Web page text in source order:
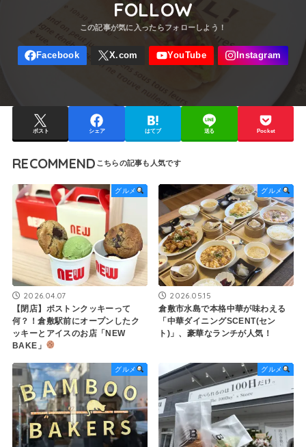
FOLLOW
ポスト シェア はてブ 送る Pocket
RECOMMEND
グルメ
2026.04.07
【閉店】ボストンクッキーって
何？！倉敷駅前にオープンしたク
ッキーとアイスのお店「NEW
BAKE」
グルメ
2026.05.15
倉敷市水島で本格中華が味わえる
「中華ダイニングSCENT(セン
ト)」、豪華なランチが人気！
グルメ グルメ